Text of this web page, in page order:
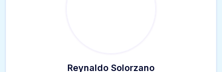
Reynaldo Solorzano